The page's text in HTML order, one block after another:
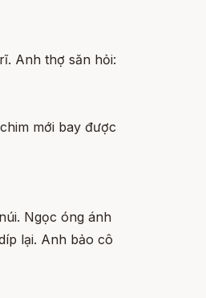
Anh thợ săn hỏi:
mới bay được
Ngọc óng ánh
lại. Anh bảo cô